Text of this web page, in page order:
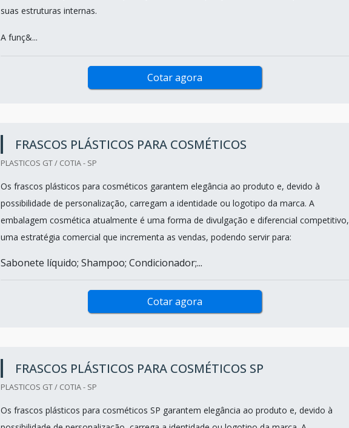
suas estruturas internas.
A funç&...
Cotar agora
FRASCOS PLÁSTICOS PARA COSMÉTICOS
PLASTICOS GT / COTIA - SP
Os frascos plásticos para cosméticos garantem elegância ao produto e, devido à
possibilidade de personalização, carregam a identidade ou logotipo da marca. A
embalagem cosmética atualmente é uma forma de divulgação e diferencial competitivo,
uma estratégia comercial que incrementa as vendas, podendo servir para:
Sabonete líquido; Shampoo; Condicionador;...
Cotar agora
FRASCOS PLÁSTICOS PARA COSMÉTICOS SP
PLASTICOS GT / COTIA - SP
Os frascos plásticos para cosméticos SP garantem elegância ao produto e, devido à